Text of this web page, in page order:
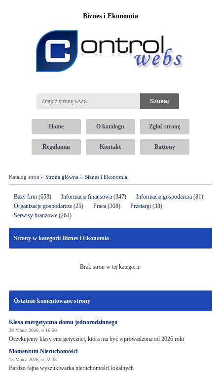
Biznes i Ekonomia
Home O katalogu Zgłoś stronę
Regulamin Kontakt Buttony
Katalog stron » Strona główna» Biznes i Ekonomia
Bazy firm(653) Informacja finansowa(347) Informacja gospodarcza(81)
Organizacje gospodarcze(25) Praca(308) Przetargi(38)
Serwisy branżowe(264)
Strony w kategorii Biznes i Ekonomia
Brak stron w tej kategorii.
Ostatnio komentowane strony
Klasa energetyczna domu jednorodzinnego
29 Marca 2026, o 16:50
Oczekujemy klasy energetycznej, która ma być wprowadzona od 2026 roki
Momentum Nieruchomości
15 Marca 2026, o 22:33
Bardzo fajna wyszukiwarka nieruchomości lokalnych